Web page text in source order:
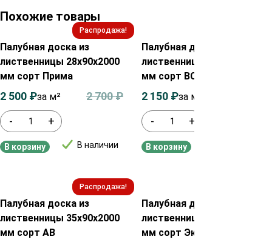
Похожие товары
Распродажа!
Палубная доска из
лиственницы 28х90х2000
мм сорт Прима
- +
В наличии
2 700₽
2 500 ₽за м²
В корзину
Палубная доска из
лиственницы 35х115х2000
мм сорт ВС
- +
2 150 ₽за м²
В корзину
Распродажа!
Палубная доска из
лиственницы 35х90х2000
мм сорт АВ
Палубная доска из
лиственницы 28х90х2000
мм сорт Экстра